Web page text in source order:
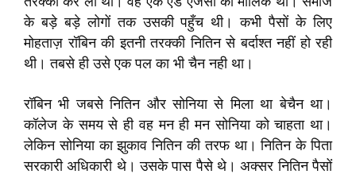
के बड़े बड़े लोगों तक उसकी पहुँच थी। कभी पैसों के लिए
मोहताज़ रॉबिन की इतनी तरक्की नितिन से बर्दाश्त नहीं हो रही
थी। तबसे ही उसे एक पल का भी चैन नही था।
रॉबिन भी जबसे नितिन और सोनिया से मिला था बेचैन था।
कॉलेज के समय से ही वह मन ही मन सोनिया को चाहता था।
लेकिन सोनिया का झुकाव नितिन की तरफ था। नितिन के पिता
सरकारी अधिकारी थे। उसके पास पैसे थे। अक्सर नितिन पैसों